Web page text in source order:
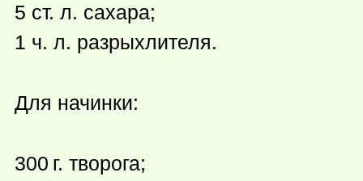
5 ст. л. сахара;
1 ч. л. разрыхлителя.
Для начинки:
300 г. творога;